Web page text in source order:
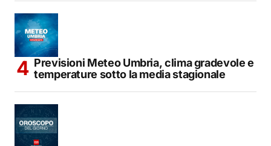
Previsioni Meteo Umbria, clima gradevole e
temperature sotto la media stagionale